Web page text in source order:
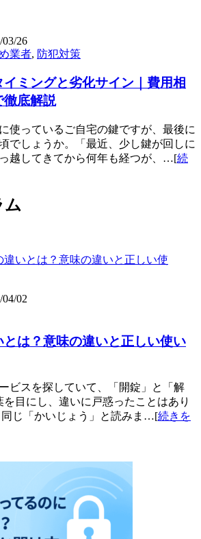
03/26
業者, 防犯対策
ミングと劣化サイン｜費用相
徹底解説
使っているご自宅の鍵ですが、最後に
でしょうか。「最近、少し鍵が回しに
越してきてから何年も経つが、…[続
ム
04/02
とは？意味の違いと正しい使い
ビスを探していて、「開錠」と「解
目にし、違いに戸惑ったことはあり
同じ「かいじょう」と読みま…[続きを